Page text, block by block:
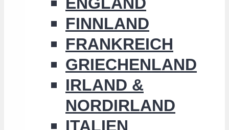
FINNLAND
FRANKREICH
GRIECHENLAND
IRLAND &
NORDIRLAND
ITALIEN